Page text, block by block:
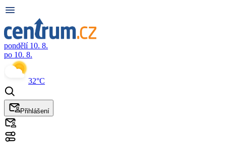
pondělí 10. 8.
po 10. 8.
32°C
Přihlášení